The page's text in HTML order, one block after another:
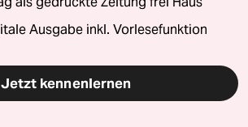
Ausgabe inkl. Vorlesefunktion
Jetzt kennenlernen